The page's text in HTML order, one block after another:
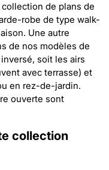
de plans de
robe de type walk-
Une autre
de nos modèles de
soit les airs
avec terrasse) et
en rez-de-jardin.
ouverte sont
collection